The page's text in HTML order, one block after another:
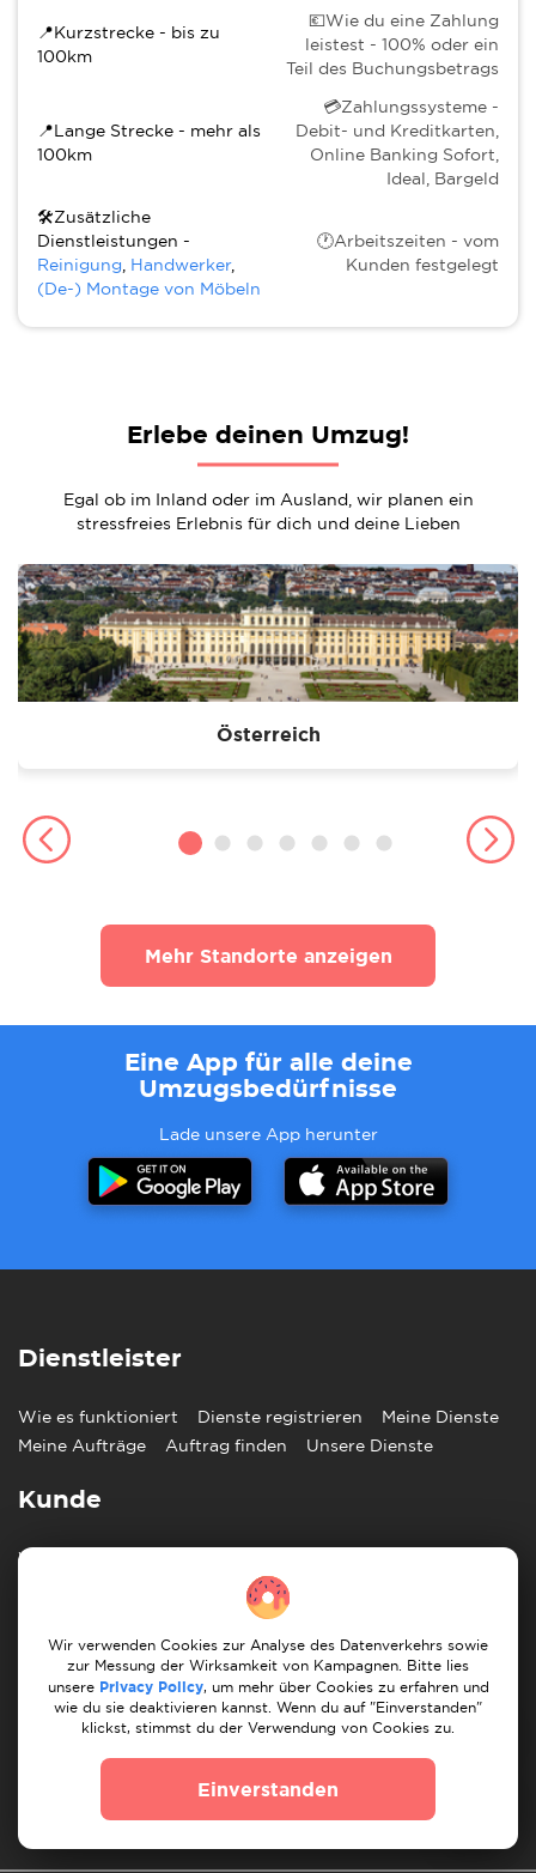
📍Kurzstrecke - bis zu
100km
💶Wie du eine Zahlung
leistest - 100% oder ein
Teil des Buchungsbetrags
📍Lange Strecke - mehr als
100km
💳Zahlungssysteme -
Debit- und Kreditkarten,
Online Banking Sofort,
Ideal, Bargeld
🛠Zusätzliche
Dienstleistungen -
Reinigung Handwerker,
(De-) Montage von Möbeln
🕐Arbeitszeiten - vom
Kunden festgelegt
Erlebe deinen Umzug!
Egal ob im Inland oder im Ausland, wir planen ein
stressfreies Erlebnis für dich und deine Lieben
Mehr Standorte anzeigen
Österreich
Eine App für alle deine
Umzugsbedürfnisse
Lade unsere App herunter
Dienstleister
Wie es funktioniert Dienste registrieren
Meine Dienste
Meine Aufträge
Auftrag finden Unsere Dienste
Kunde
Wie es funktioniert
Finde Handwerker
Information
Impressum Hilfezentrum
Kontaktiere uns
Wir verwenden Cookies zur Analyse des Datenverkehrs sowie
zur Messung der Wirksamkeit von Kampagnen. Bitte lies
unsere Privacy Policy, um mehr über Cookies zu erfahren und
wie du sie deaktivieren kannst. Wenn du auf "Einverstanden"
klickst, stimmst du der Verwendung von Cookies zu.
Einverstanden